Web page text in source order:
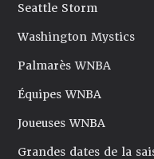
Seattle Storm
Washington Mystics
Palmarès WNBA
Équipes WNBA
Joueuses WNBA
Grandes dates de la